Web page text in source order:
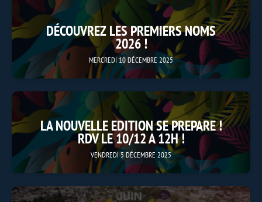
DÉCOUVREZ LES PREMIERS NOMS
2026 !
MERCREDI 10 DÉCEMBRE 2025
LA NOUVELLE EDITION SE PREPARE !
RDV LE 10/12 A 12H !
VENDREDI 5 DÉCEMBRE 2025